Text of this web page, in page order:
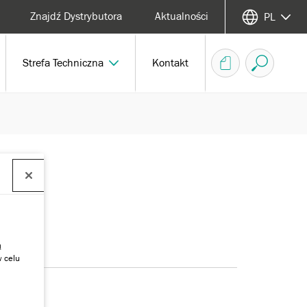
Strefa Techniczna Kontakt
Znajdź Dystrybutora Aktualności PL
celu